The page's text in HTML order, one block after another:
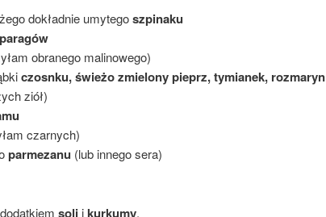
dokładnie umytegoszpinaku
obranego malinowego)
czosnku, świeżo zmielony pieprz, tymianek, rozmaryn
ziół)
czarnych)
parmezanu (lub innego sera)
soli ikurkumy.